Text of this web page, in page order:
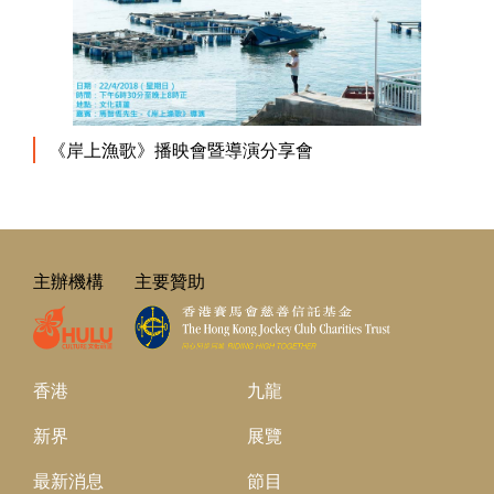
《岸上漁歌》播映會暨導演分享會
主辦機構 主要贊助
香港 九龍
新界 展覽
最新消息 節目